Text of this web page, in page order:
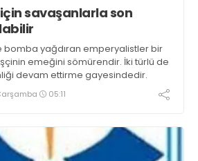
savaşanlarla son
bomba yağdıran emperyalistler bir
emeğini sömürendir. İki türlü de
devam ettirme gayesindedir.
05:11